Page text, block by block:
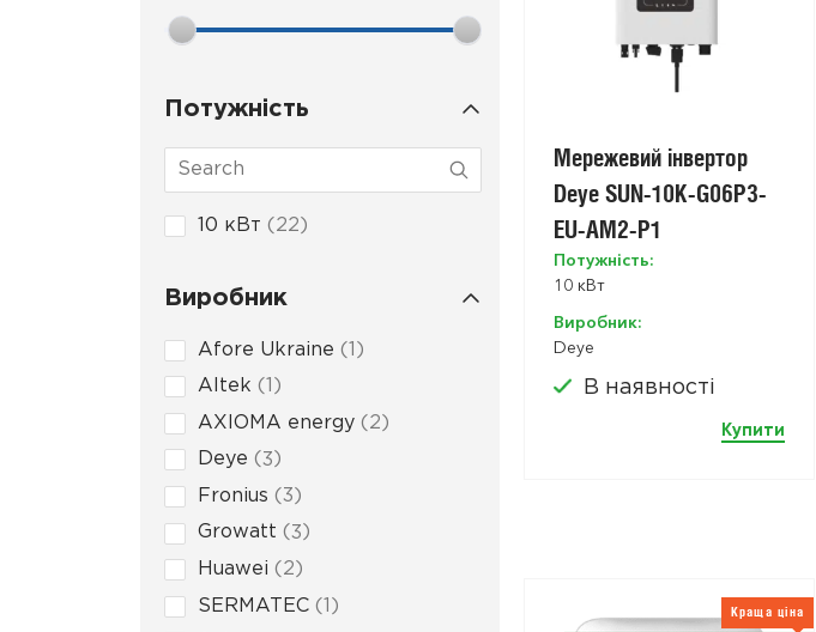
Потужність
10 кВт 22
Виробник
Afore Ukraine
Altek
AXIOMA energy 2
Deye 3
Fronius 3
Growatt 3
Huawei 2
SERMATEC 1
Мережевий інвертор
Deye SUN-10K-G06P3-
EU-AM2-P1
Потужність:
10 кВт
Виробник:
Deye
В наявності
Купити
Краща ціна